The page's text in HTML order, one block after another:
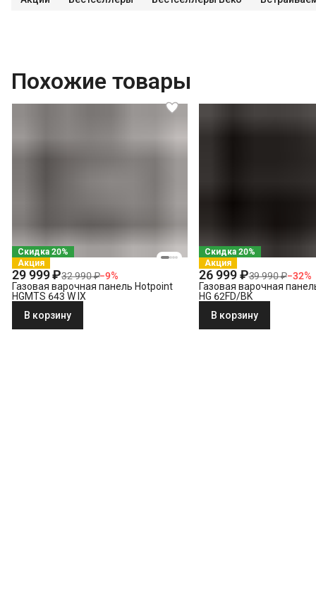
Похожие товары
Скидка 20%
Акция
29 999 ₽32 990 ₽−9%
Газовая варочная панель Hotpoint
HGMTS 643 W IX
В корзину
Скидка 20%
Акция
26 999 ₽39 990 ₽−32%
Газовая варочная
HG 62FD/BK
В корзину